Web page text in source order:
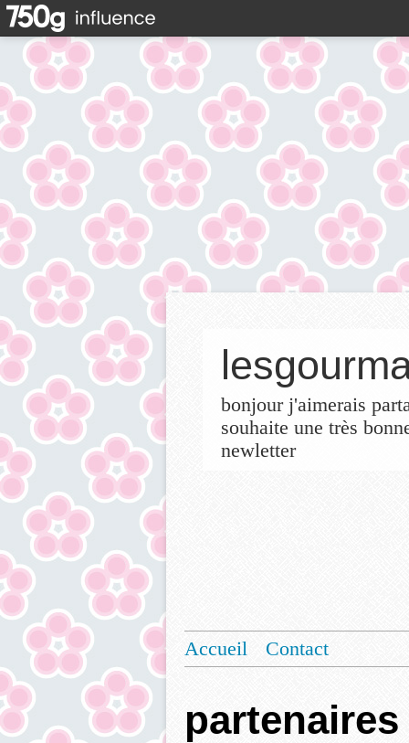
bonjour j'aimerais
souhaite une très
newletter
Accueil Contact
partenaires